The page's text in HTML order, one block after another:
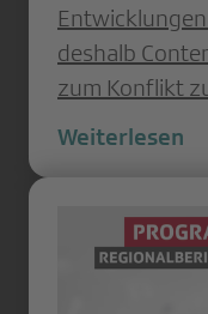
deshalb
zum Konflikt
Weiterlesen